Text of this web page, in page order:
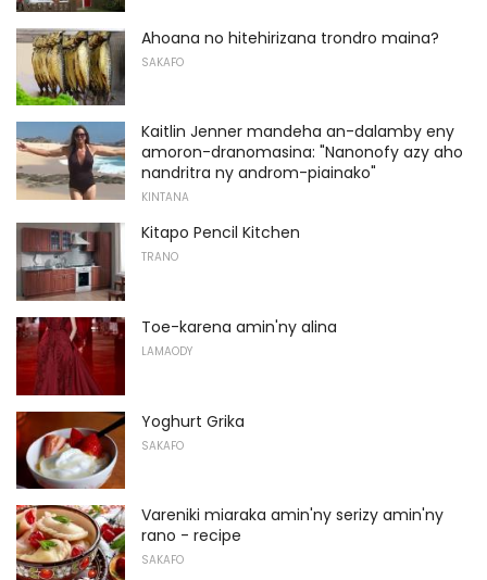
Ahoana no hitehirizana trondro maina?
SAKAFO
Kaitlin Jenner mandeha an-dalamby eny
amoron-dranomasina: "Nanonofy azy aho
nandritra ny androm-piainako"
KINTANA
Kitapo Pencil Kitchen
TRANO
Toe-karena amin'ny alina
LAMAODY
Yoghurt Grika
SAKAFO
Vareniki miaraka amin'ny serizy amin'ny
rano - recipe
SAKAFO